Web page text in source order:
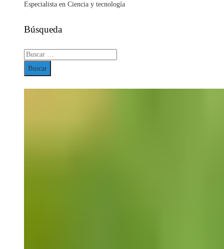
Especialista en Ciencia y tecnología
Búsqueda
Buscar: